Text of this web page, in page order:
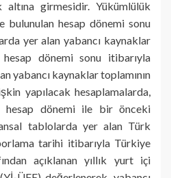
girmesidir. Yükümlülük
bulunulan hesap dönemi sonu
yer alan yabancı kaynaklar
dönemi sonu itibarıyla
yabancı kaynaklar toplamının
yapılacak hesaplamalarda,
hesap dönemi ile bir önceki
tablolarda yer alan Türk
tarihi itibarıyla Türkiye
açıklanan yıllık yurt içi